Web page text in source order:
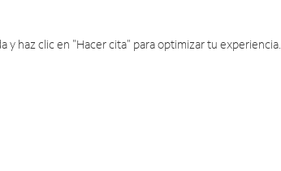
haz clic en "Hacer cita" para optimizar tu experiencia.